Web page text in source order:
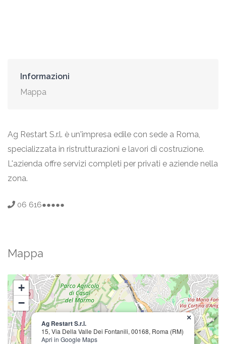
Informazioni
Mappa
Ag Restart S.r.l. è un'impresa edile con sede a Roma,
specializzata in ristrutturazioni e lavori di costruzione.
L'azienda offre servizi completi per privati e aziende nella
zona.
06 616●●●●●
Mappa
Ag Restart S.r.l.
15, Via Della Valle Dei Fontanili, 00168, Roma (RM)
Apri in Google Maps
×
+
−